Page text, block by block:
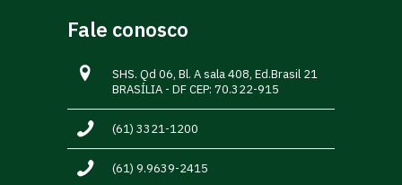
Fale conosco
SHS. Qd 06, Bl. A sala 408, Ed.Brasil 21
BRASÍLIA - DF CEP: 70.322-915
(61) 3321-1200
(61) 9.9639-2415